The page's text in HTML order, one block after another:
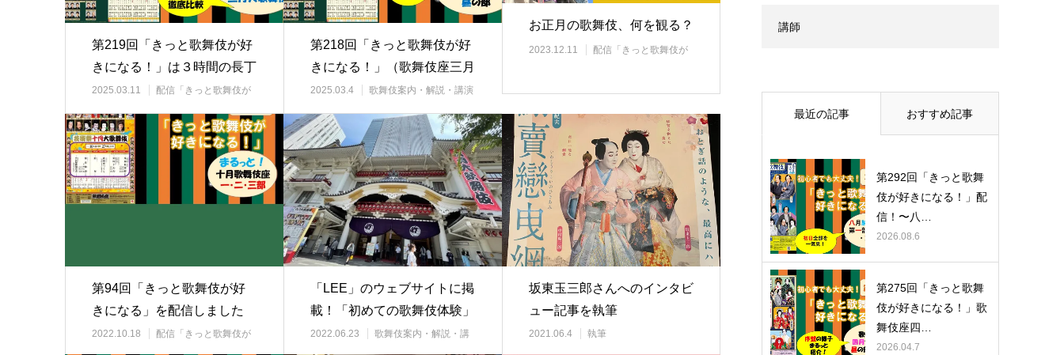
第219回「きっと歌舞伎が好
きになる！」は３時間の長丁
場！
2025.03.11
配信「きっと歌舞伎が
第218回「きっと歌舞伎が好
きになる！」（歌舞伎座三月
大歌舞伎初日）…
2025.03.4 歌舞伎案内・解説・講演
お正月の歌舞伎、何を観る？
2023.12.11
配信「きっと歌舞伎が
第94回「きっと歌舞伎が好
きになる」を配信しました
2022.10.18
配信「きっと歌舞伎が
「LEE」のウェブサイトに掲
載！「初めての歌舞伎体験」
アテンドしまし…
2022.06.23
歌舞伎案内・解説・講
坂東玉三郎さんへのインタビ
ュー記事を執筆
2021.06.4 執筆
講師
最近の記事 おすすめ記事
第292回「きっと歌舞
伎が好きになる！」配
信！〜八…
2026.08.6
第275回「きっと歌舞
伎が好きになる！」歌
舞伎座四…
2026.04.7